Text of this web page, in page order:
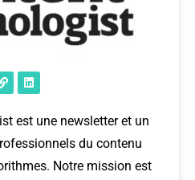
est une newsletter et un
du contenu
Notre mission est